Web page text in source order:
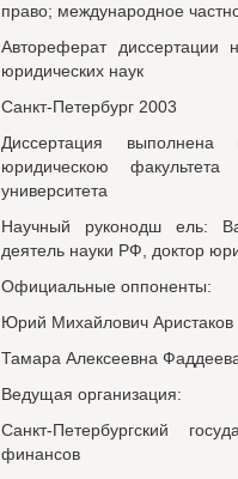
право; международное
Автореферат диссертации
юридических наук
Санкт-Петербург 2003
Диссертация
юридическою факультета
университета
Научный руконодш ель:
деятель науки РФ, доктор
Официальные оппоненты:
Юрий Михайлович Аристаков
Тамара Алексеевна
Ведущая организация:
Санкт-Петербургский
финансов